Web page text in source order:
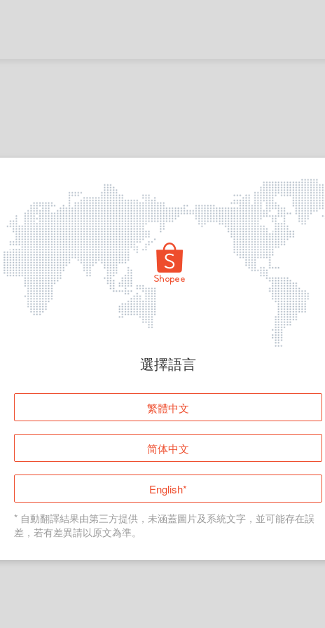
頁面無法顯示
登入
返回首頁
選擇語言
繁體中文
简体中文
English*
* 自動翻譯結果由第三方提供，未涵蓋圖片及系統文字，並可能存在誤
差，若有差異請以原文為準。